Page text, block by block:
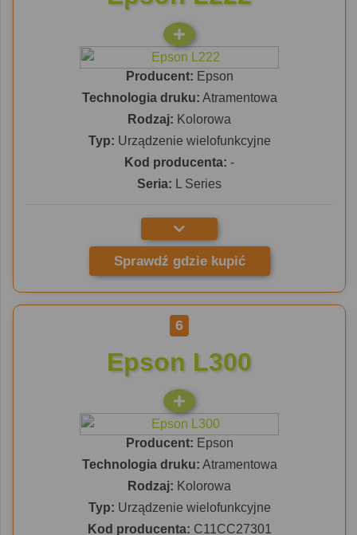
Producent: Epson
Technologia druku: Atramentowa
Rodzaj: Kolorowa
Typ: Urządzenie wielofunkcyjne
Kod producenta: -
Seria: L Series
Sprawdź gdzie kupić
6
Epson L300
Producent: Epson
Technologia druku: Atramentowa
Rodzaj: Kolorowa
Typ: Urządzenie wielofunkcyjne
Kod producenta: C11CC27301